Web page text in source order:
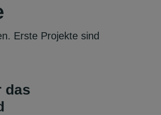
Erste Projekte sind
das